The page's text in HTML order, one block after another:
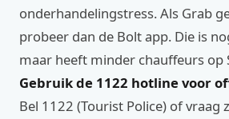
onderhandelingstress. Als Grab
probeer dan de Bolt app. Die is
maar heeft minder chauffeurs op
Gebruik de 1122 hotline voor
Bel 1122 (Tourist Police) of vraag